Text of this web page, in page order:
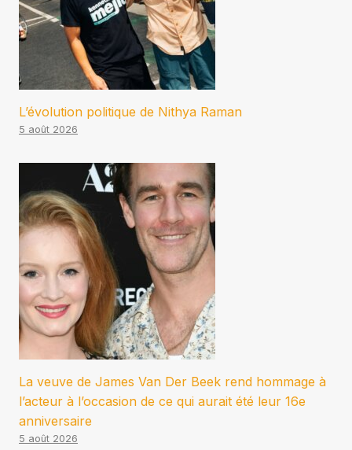
L’évolution politique de Nithya Raman
5 août 2026
La veuve de James Van Der Beek rend hommage à
l’acteur à l’occasion de ce qui aurait été leur 16e
anniversaire
5 août 2026